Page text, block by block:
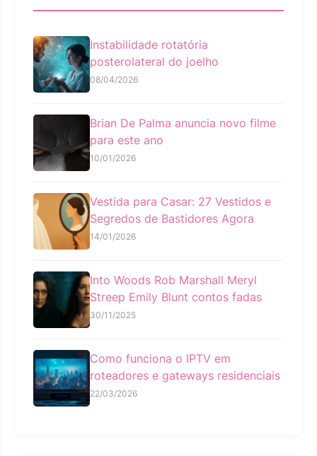
Instabilidade rotatória
posterolateral do joelho
08/04/2026
Brian De Palma anuncia novo filme
para este ano
10/01/2026
Vestida para Casar: 27 Vestidos e
Segredos de Bastidores Agora
14/01/2026
Into Woods Rob Marshall Meryl
Streep Emily Blunt contos fadas
30/11/2025
Como funciona o IPTV em
roteadores e gateways residenciais
22/03/2026